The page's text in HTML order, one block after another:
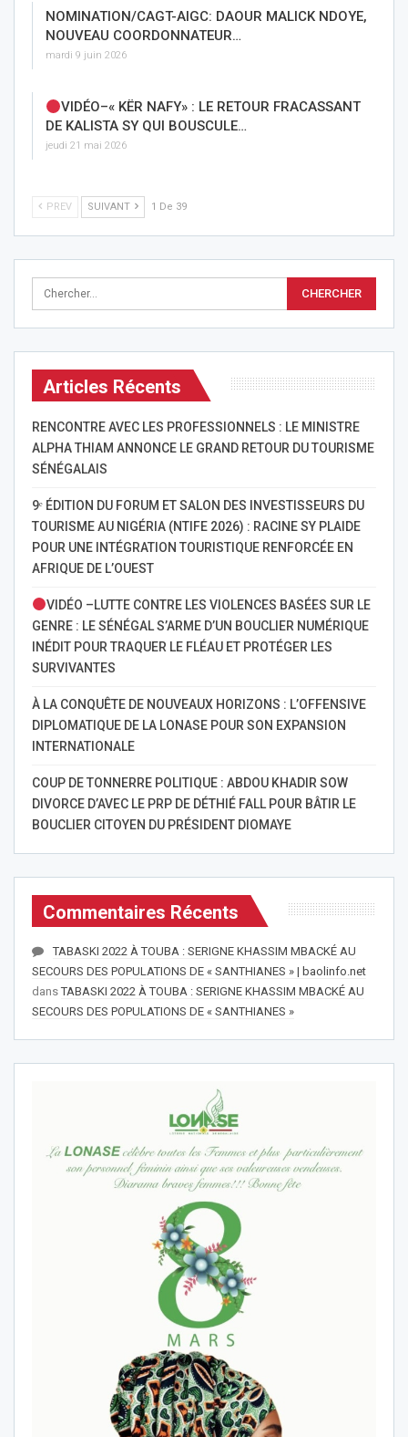
NOMINATION/CAGT-AIGC: DAOUR MALICK NDOYE,
NOUVEAU COORDONNATEUR…
mardi 9 juin 2026
VIDÉO–« KËR NAFY» : LE RETOUR FRACASSANT
DE KALISTA SY QUI BOUSCULE…
jeudi 21 mai 2026
PREV SUIVANT 1 De 39
Articles Récents
RENCONTRE AVEC LES PROFESSIONNELS : LE MINISTRE
ALPHA THIAM ANNONCE LE GRAND RETOUR DU TOURISME
SÉNÉGALAIS
9ᵉ ÉDITION DU FORUM ET SALON DES INVESTISSEURS DU
TOURISME AU NIGÉRIA (NTIFE 2026) : RACINE SY PLAIDE
POUR UNE INTÉGRATION TOURISTIQUE RENFORCÉE EN
AFRIQUE DE L’OUEST
VIDÉO –LUTTE CONTRE LES VIOLENCES BASÉES SUR LE
GENRE : LE SÉNÉGAL S’ARME D’UN BOUCLIER NUMÉRIQUE
INÉDIT POUR TRAQUER LE FLÉAU ET PROTÉGER LES
SURVIVANTES
À LA CONQUÊTE DE NOUVEAUX HORIZONS : L’OFFENSIVE
DIPLOMATIQUE DE LA LONASE POUR SON EXPANSION
INTERNATIONALE
COUP DE TONNERRE POLITIQUE : ABDOU KHADIR SOW
DIVORCE D’AVEC LE PRP DE DÉTHIÉ FALL POUR BÂTIR LE
BOUCLIER CITOYEN DU PRÉSIDENT DIOMAYE
Commentaires Récents
TABASKI 2022 À TOUBA : SERIGNE KHASSIM MBACKÉ AU
SECOURS DES POPULATIONS DE « SANTHIANES » | baolinfo.net
dansTABASKI 2022 À TOUBA : SERIGNE KHASSIM MBACKÉ AU
SECOURS DES POPULATIONS DE « SANTHIANES »